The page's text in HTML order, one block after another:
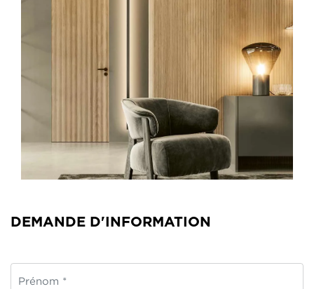
DEMANDE D'INFORMATION